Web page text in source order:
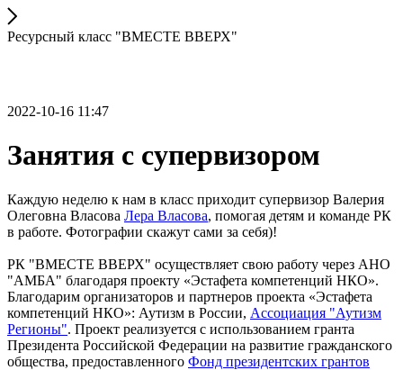
Ресурсный класс "ВМЕСТЕ ВВЕРХ"
2022-10-16 11:47
Занятия с супервизором
Каждую неделю к нам в класс приходит супервизор Валерия
Олеговна Власова Лера Власова, помогая детям и команде РК
в работе. Фотографии скажут сами за себя)!
РК "ВМЕСТЕ ВВЕРХ" осуществляет свою работу через АНО
"АМБА" благодаря проекту «Эстафета компетенций НКО».
Благодарим организаторов и партнеров проекта «Эстафета
компетенций НКО»: Аутизм в России, Ассоциация "Аутизм
Регионы". Проект реализуется с использованием гранта
Президента Российской Федерации на развитие гражданского
общества, предоставленного Фонд президентских грантов